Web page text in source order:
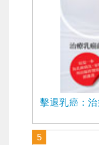
擊退乳癌：
5